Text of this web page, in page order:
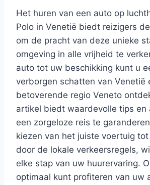
Het huren van een auto op
Polo in Venetië biedt reizigers
om de pracht van deze unieke
omgeving in alle vrijheid te
auto tot uw beschikking kunt u
verborgen schatten van Venetië
betoverende regio Veneto
artikel biedt waardevolle tips en
een zorgeloze reis te
kiezen van het juiste voertuig
door de lokale verkeersregels,
elke stap van uw huurervaring.
optimaal kunt profiteren van uw